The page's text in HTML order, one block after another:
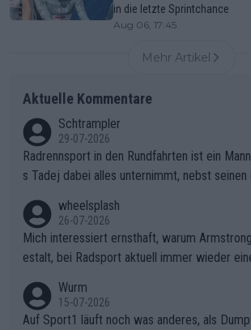
in die letzte Sprintchance
Aug 06, 17:45
Mehr Artikel
Aktuelle Kommentare
Schtrampler
29-07-2026
Radrennsport in den Rundfahrten ist ein
s Tadej dabei alles unternimmt, nebst seinen
ganze Team auch mental stark zu machen
olg teilzuhaben, ist ihm ganz hoch
chen weit über den Radsport hinaus.
wheelsplash
26-07-2026
Mich interessiert ernsthaft, warum
estalt, bei Radsport aktuell immer wieder
Wurm
15-07-2026
Auf Sport1 läuft noch was anderes, als